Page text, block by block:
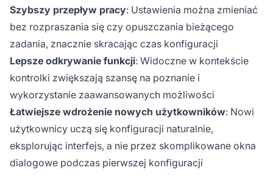
Szybszy przepływ pracy: Ustawienia można zmieniać
bez rozpraszania się czy opuszczania bieżącego
zadania, znacznie skracając czas konfiguracji
Lepsze odkrywanie funkcji: Widoczne w kontekście
kontrolki zwiększają szansę na poznanie i
wykorzystanie zaawansowanych możliwości
Łatwiejsze wdrożenie nowych użytkowników: Nowi
użytkownicy uczą się konfiguracji naturalnie,
eksplorując interfejs, a nie przez skomplikowane okna
dialogowe podczas pierwszej konfiguracji